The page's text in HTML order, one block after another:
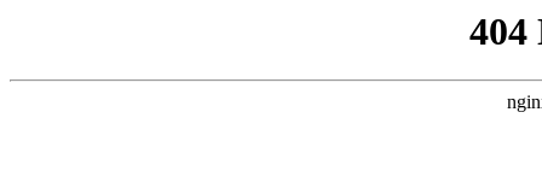
404